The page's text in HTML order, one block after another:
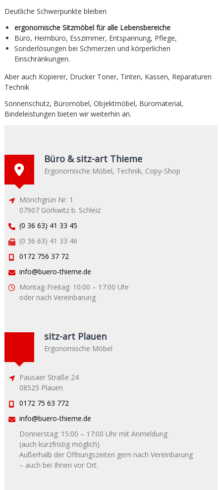
Deutliche Schwerpunkte bleiben
ergonomische Sitzmöbel für alle Lebensbereiche
Büro, Heimbüro, Esszimmer, Entspannung, Pflege,
Sonderlösungen bei Schmerzen und körperlichen
Einschränkungen.
Aber auch Kopierer, Drucker Toner, Tinten, Kassen, Reparaturen
Technik
Sonnenschutz, Büromöbel, Objektmöbel, Büromaterial,
Bindeleistungen bieten wir weiterhin an.
Büro & sitz-art Thieme
Ergonomische Möbel, Technik, Copy-Shop
Mönchgrün Nr. 1
07907 Görkwitz b. Schleiz
(0 36 63) 41 33 45
(0 36 63) 41 33 46
0172 756 37 72
info@buero-thieme.de
Montag-Freitag: 10:00 – 17:00 Uhr
oder nach Vereinbarung
sitz-art Plauen
Ergonomische Möbel
Pausaer Straße 24
08525 Plauen
0172 75 63 772
info@buero-thieme.de
Donnerstag: 15:00 – 17:00 Uhr mit Anmeldung
(auch kurzfristig möglich)
Außerhalb der Öffnungszeiten gern nach Vereinbarung
– auch bei Ihnen vor Ort.